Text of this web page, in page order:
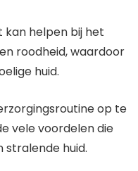
kan helpen bij het
roodheid, waardoor
huid.
op te
vele voordelen die
stralende huid.